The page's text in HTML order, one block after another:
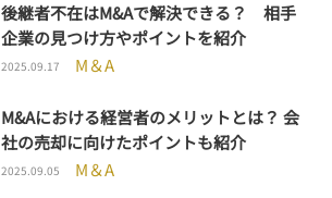
後継者不在はM&Aで解決できる？ 相手
企業の見つけ方やポイントを紹介
2025.09.17 M＆A
M&Aにおける経営者のメリットとは？ 会
社の売却に向けたポイントも紹介
2025.09.05 M＆A